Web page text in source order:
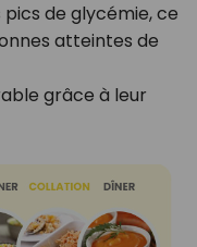
pics de glycémie, ce
atteintes de
grâce à leur